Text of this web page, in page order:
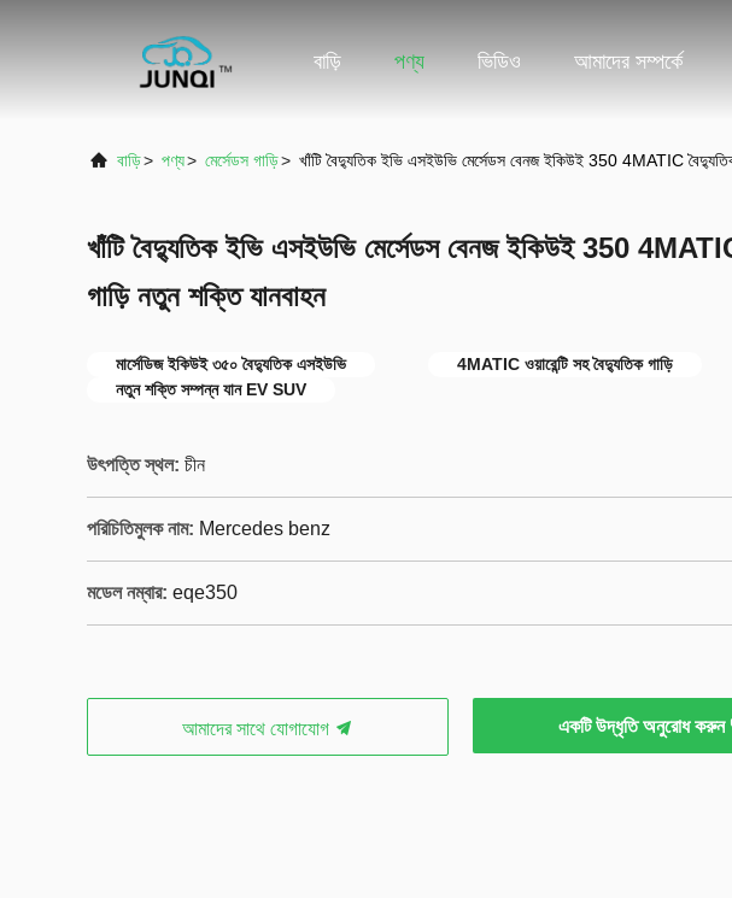
বাড়ি পণ্য ভিডিও আমাদের সম্পর্কে
বাড়ি> পণ্য> মের্সেডস গাড়ি> খাঁটি বৈদ্যুতিক ইভি এসইউভি মের্সেডস বেনজ ইকিউই 350 4MATIC
খাঁটি বৈদ্যুতিক ইভি এসইউভি মের্সেডস বেনজ ইকিউই 350
গাড়ি নতুন শক্তি যানবাহন
মার্সেডিজ ইকিউই ৩৫০ বৈদ্যুতিক এসইউভি
4MATIC ওয়ারেন্টি সহ বৈদ্যুতিক গাড়ি
নতুন শক্তি সম্পন্ন যান EV SUV
উৎপত্তি স্থল: চীন
পরিচিতিমুলক নাম: Mercedes benz
মডেল নম্বার: eqe350
আমাদের সাথে যোগাযোগ একটি উদ্ধৃতি অনুরোধ করুন